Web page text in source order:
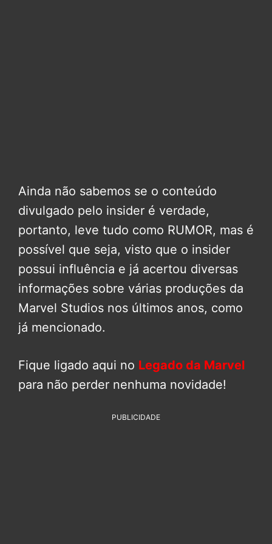
Ainda não sabemos se o conteúdo
divulgado pelo insider é verdade,
portanto, leve tudo como RUMOR, mas é
possível que seja, visto que o insider
possui influência e já acertou diversas
informações sobre várias produções da
Marvel Studios nos últimos anos, como
já mencionado.
Fique ligado aqui no Legado da Marvel
para não perder nenhuma novidade!
PUBLICIDADE